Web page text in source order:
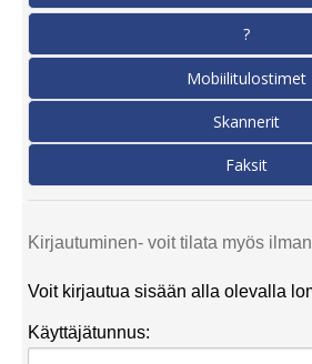
?
Mobiilitulostimet
Skannerit
Faksit
Kirjautuminen- voit tilata myös
Voit kirjautua sisään alla olevalla
Käyttäjätunnus: